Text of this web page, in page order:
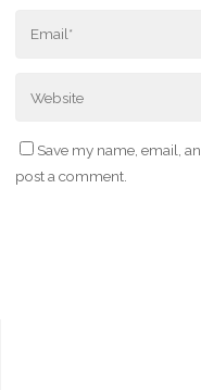
Save my name, email,
post a comment.